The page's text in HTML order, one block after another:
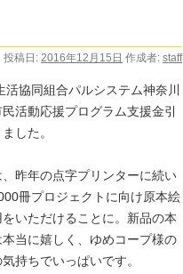
投稿日: 2016年12月15日 作成者: staff
活協同組合パルシステム神奈川
活動応援プログラム支援金引
した。
昨年の点字プリンターに続い
冊プロジェクトに向け原本絵
いただけることに。新品の本
当に嬉しく、ゆめコープ様の
持ちでいっぱいです。